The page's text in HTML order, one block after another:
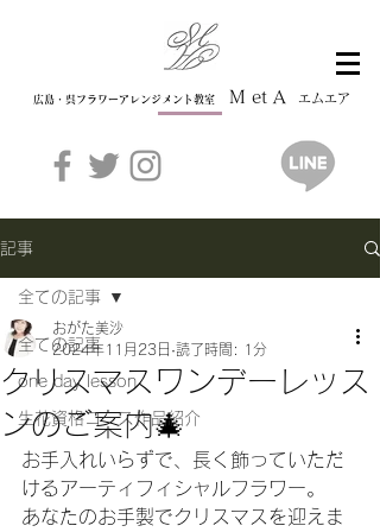
広島・呉フラワーアレンジメント教室 M et A エムエア
記事
全ての記事
one day lesson
生花資格コース作品紹介
全ての記事
クリスマスワンデーレッス
ンのご案内🎄
おがた美沙
2024年11月23日 読了時間: 1分
お手入れいらずで、長く飾っていただ
けるアーティフィシャルフラワー。
あなたのお手製でクリスマスを迎えま